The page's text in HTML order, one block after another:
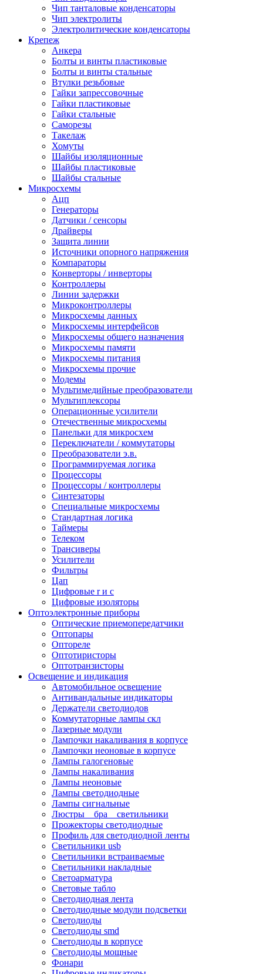
Чип танталовые конденсаторы
Чип электролиты
Электролитические конденсаторы
Крепеж
Анкера
Болты и винты пластиковые
Болты и винты стальные
Втулки резьбовые
Гайки запрессовочные
Гайки пластиковые
Гайки стальные
Саморезы
Такелаж
Хомуты
Шайбы изоляционные
Шайбы пластиковые
Шайбы стальные
Микросхемы
Ацп
Генераторы
Датчики / сенсоры
Драйверы
Защита линии
Источники опорного напряжения
Компараторы
Конверторы / инверторы
Контроллеры
Линии задержки
Микроконтроллеры
Микросхемы данных
Микросхемы интерфейсов
Микросхемы общего назначения
Микросхемы памяти
Микросхемы питания
Микросхемы прочие
Модемы
Мультимедийные преобразователи
Мультиплексоры
Операционные усилители
Отечественные микросхемы
Панельки для микросхем
Переключатели / коммутаторы
Преобразователи э.в.
Программируемая логика
Процессоры
Процессоры / контроллеры
Синтезаторы
Специальные микросхемы
Стандартная логика
Таймеры
Телеком
Трансиверы
Усилители
Фильтры
Цап
Цифровые r и c
Цифровые изоляторы
Оптоэлектронные приборы
Оптические приемопередатчики
Оптопары
Оптореле
Оптотиристоры
Оптотранзисторы
Освещение и индикация
Автомобильное освещение
Антивандальные индикаторы
Держатели светодиодов
Коммутаторные лампы скл
Лазерные модули
Лампочки накаливания в корпусе
Лампочки неоновые в корпусе
Лампы галогеновые
Лампы накаливания
Лампы неоновые
Лампы светодиодные
Лампы сигнальные
Люстры _ бра _ светильники
Прожекторы светодиодные
Профиль для светодиодной ленты
Светильники usb
Светильники встраиваемые
Светильники накладные
Светоарматура
Световые табло
Светодиодная лента
Светодиодные модули подсветки
Светодиоды
Светодиоды smd
Светодиоды в корпусе
Светодиоды мощные
Фонари